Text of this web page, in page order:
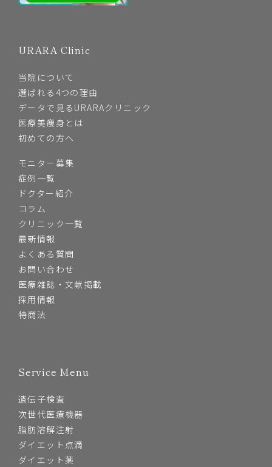
URARA Clinic
当院について
選ばれる4つの理由
データで見るURARAクリニック
医療美痩身とは
初めての方へ
モニター募集
症例一覧
ドクター紹介
コラム
クリニック一覧
最新情報
よくある質問
お問い合わせ
医療雑誌・文献掲載
採用情報
特商法
Service Menu
遺伝子検査
次世代医療機器
脂肪溶解注射
ダイエット点滴
ダイエット薬